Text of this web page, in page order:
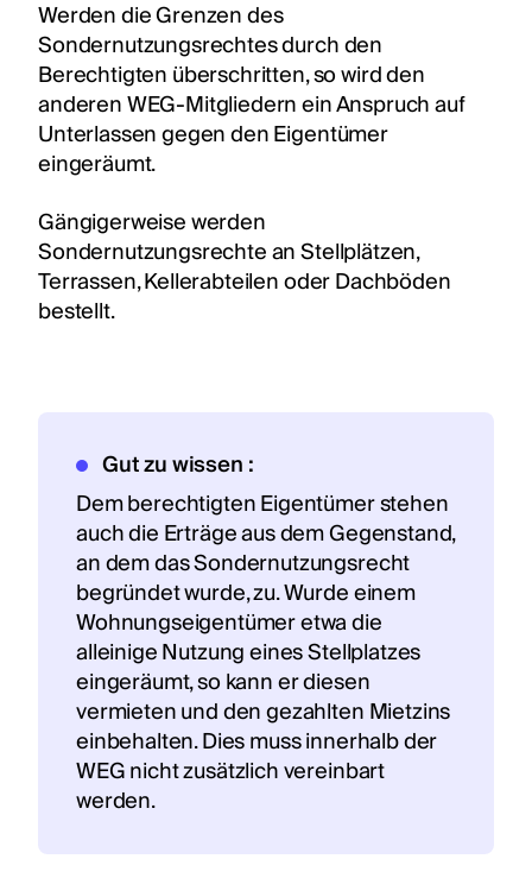
Werden die Grenzen des
Sondernutzungsrechtes durch den
Berechtigten überschritten, so wird den
anderen WEG-Mitgliedern ein Anspruch auf
Unterlassen gegen den Eigentümer
eingeräumt.
Gängigerweise werden
Sondernutzungsrechte an Stellplätzen,
Terrassen, Kellerabteilen oder Dachböden
bestellt.
Gut zu wissen :
Dem berechtigten Eigentümer stehen
auch die Erträge aus dem Gegenstand,
an dem das Sondernutzungsrecht
begründet wurde, zu. Wurde einem
Wohnungseigentümer etwa die
alleinige Nutzung eines Stellplatzes
eingeräumt, so kann er diesen
vermieten und den gezahlten Mietzins
einbehalten. Dies muss innerhalb der
WEG nicht zusätzlich vereinbart
werden.